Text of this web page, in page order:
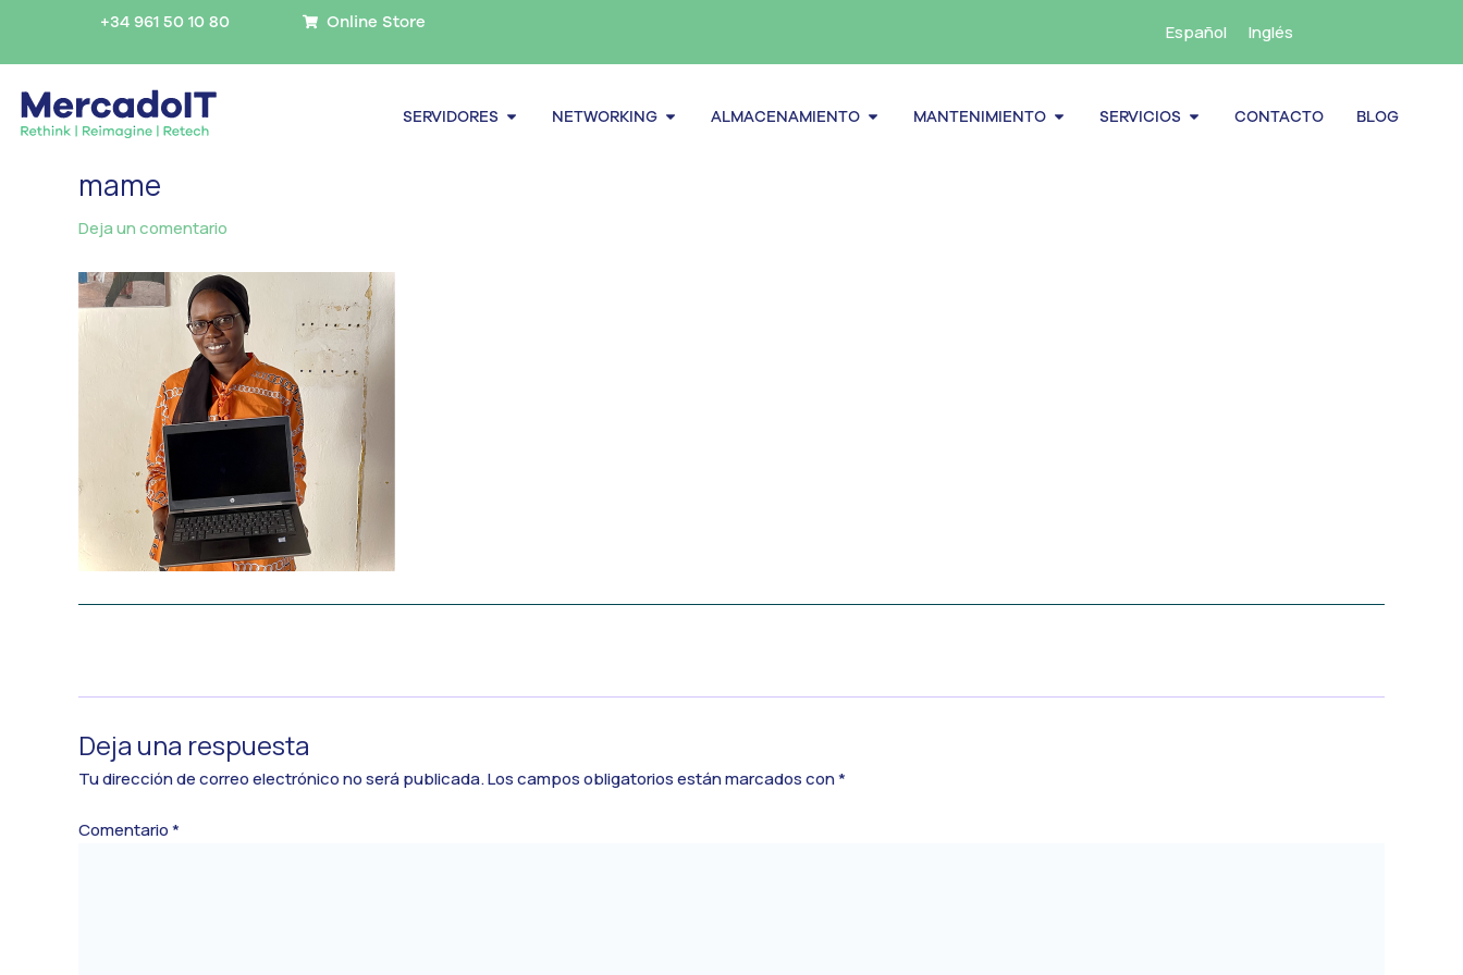
contenido
+34 961 50 10 80 Online Store Español Inglés
SERVIDORES Abrir Servidores
NETWORKING Abrir Networking
ALMACENAMIENTO Abrir almacenamiento
MANTENIMIENTO Abrir Mantenimiento
SERVICIOS Abrir Servicios
CONTACTO BLOG
mame
Deja un comentario
Deja una respuesta
Tu dirección de correo electrónico no será publicada.Los campos obligatorios están marcados con*
Comentario*